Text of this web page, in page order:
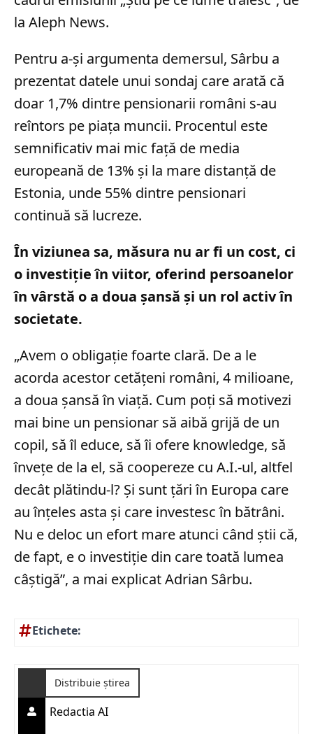
la Aleph News.
Pentru a-și argumenta demersul, Sârbu a
prezentat datele unui sondaj care arată că
doar 1,7% dintre pensionarii români s-au
reîntors pe piața muncii. Procentul este
semnificativ mai mic față de media
europeană de 13% și la mare distanță de
Estonia, unde 55% dintre pensionari
continuă să lucreze.
În viziunea sa, măsura nu ar fi un cost, ci
o investiție în viitor, oferind persoanelor
în vârstă o a doua șansă și un rol activ în
societate.
„Avem o obligație foarte clară. De a le
acorda acestor cetățeni români, 4 milioane,
a doua șansă în viață. Cum poți să motivezi
mai bine un pensionar să aibă grijă de un
copil, să îl educe, să îi ofere knowledge, să
învețe de la el, să coopereze cu A.I.-ul, altfel
decât plătindu-l? Și sunt țări în Europa care
au înțeles asta și care investesc în bătrâni.
Nu e deloc un efort mare atunci când știi că,
de fapt, e o investiție din care toată lumea
câștigă”, a mai explicat Adrian Sârbu.
Etichete:
Distribuie știrea
Redactia AI